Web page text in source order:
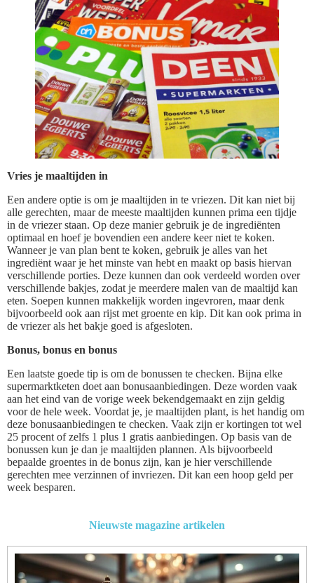
Vries je maaltijden in
Een andere optie is om je maaltijden in te vriezen. Dit kan niet bij
alle gerechten, maar de meeste maaltijden kunnen prima een tijdje
in de vriezer staan. Op deze manier gebruik je de ingrediënten
optimaal en hoef je bovendien een andere keer niet te koken.
Wanneer je van plan bent te koken, gebruik je alles van het
ingrediënt waar je het minste van hebt en maakt op basis hiervan
verschillende porties. Deze kunnen dan ook verdeeld worden over
verschillende bakjes, zodat je meerdere malen van de maaltijd kan
eten. Soepen kunnen makkelijk worden ingevroren, maar denk
bijvoorbeeld ook aan rijst met groente en kip. Dit kan ook prima in
de vriezer als het bakje goed is afgesloten.
Bonus, bonus en bonus
Een laatste goede tip is om de bonussen te checken. Bijna elke
supermarktketen doet aan bonusaanbiedingen. Deze worden vaak
aan het eind van de vorige week bekendgemaakt en zijn geldig
voor de hele week. Voordat je, je maaltijden plant, is het handig om
deze bonusaanbiedingen te checken. Vaak zijn er kortingen tot wel
25 procent of zelfs 1 plus 1 gratis aanbiedingen. Op basis van de
bonussen kun je dan je maaltijden plannen. Als bijvoorbeeld
bepaalde groentes in de bonus zijn, kan je hier verschillende
gerechten mee verzinnen of invriezen. Dit kan een hoop geld per
week besparen.
Nieuwste magazine artikelen